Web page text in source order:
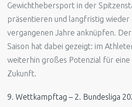
Gewichthebersport in der
präsentieren und langfristig
vergangenen Jahre anknüpfen.
Saison hat dabei gezeigt: im
weiterhin großes Potenzial für
Zukunft.
9. Wettkampftag – 2. Bundesliga